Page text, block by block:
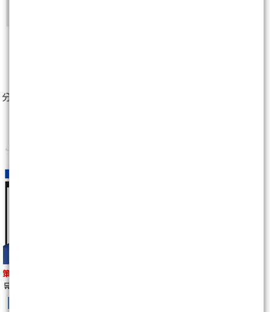
分享至：
策略指標【艾斯 王牌淘股指南(月/季/年)】
🛒
阿Sir.艾斯